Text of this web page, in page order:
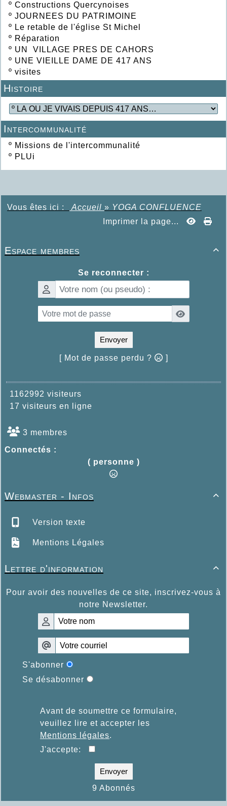
º Constructions Quercynoises
º JOURNEES DU PATRIMOINE
º Le retable de l'église St Michel
º Réparation
º UN VILLAGE PRES DE CAHORS
º UNE VIEILLE DAME DE 417 ANS
º visites
Histoire
Intercommunalité
º Missions de l'intercommunalité
º PLUi
Vous êtes ici : Accueil » YOGA CONFLUENCE
Imprimer la page...

Espace membres
Se reconnecter :
Envoyer
[ Mot de passe perdu ? ]
1162992 visiteurs
17 visiteurs en ligne
3 membres
Connectés :
( personne )

Webmaster - Infos
Version texte
Mentions Légales

Lettre d'information
Pour avoir des nouvelles de ce site, inscrivez-vous à
notre Newsletter.
S'abonner
Se désabonner
Avant de soumettre ce formulaire,
veuillez lire et accepter les
Mentions légales.
J'accepte:
Envoyer
9 Abonnés